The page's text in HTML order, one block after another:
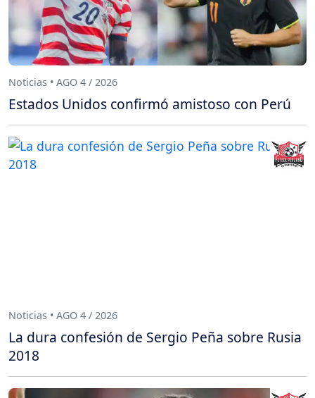
Noticias • AGO 4 / 2026
Estados Unidos confirmó amistoso con Perú
Noticias • AGO 4 / 2026
La dura confesión de Sergio Peña sobre Rusia
2018